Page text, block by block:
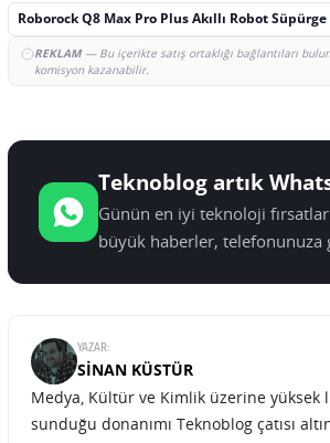
Roborock Q8 Max Pro Plus Akıllı Robot
REKLAM— Bu içerikte satış ortaklığı bağlantıları
komisyon kazanabilir.
Teknoblog artık
Günün en iyi teknoloji
büyük haberler, telefonunuza
YAZAR:
SINAN KÜSTÜR
Medya, Kültür ve Kimlik üzerine
sunduğu donanımı Teknoblog çatısı